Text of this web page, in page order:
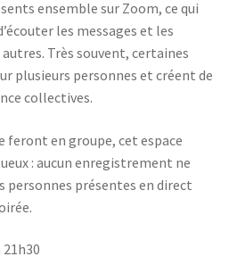
ensemble sur Zoom, ce qui
les messages et les
Très souvent, certaines
plusieurs personnes et créent de
collectives.
feront en groupe, cet espace
: aucun enregistrement ne
personnes présentes en direct
21h30